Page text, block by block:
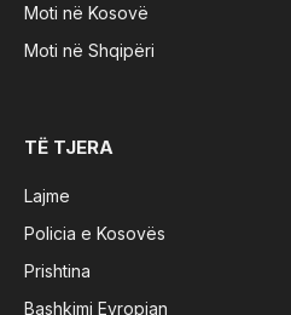
Moti në Kosovë
Moti në Shqipëri
TË TJERA
Lajme
Policia e Kosovës
Prishtina
Bashkimi Evropian